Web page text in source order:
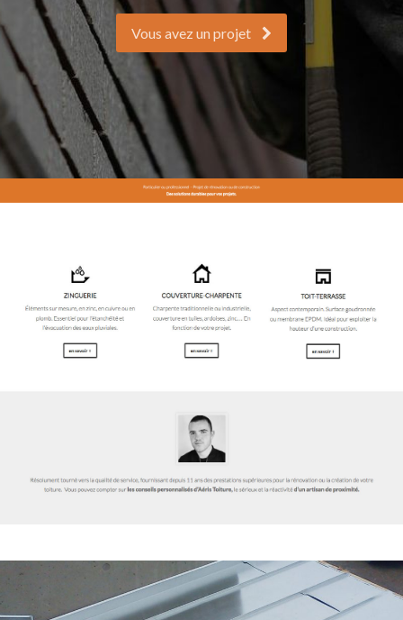
Vous avez un projet